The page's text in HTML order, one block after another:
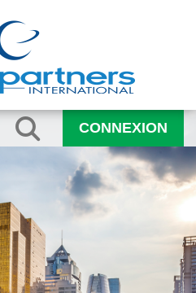
CONNEXION